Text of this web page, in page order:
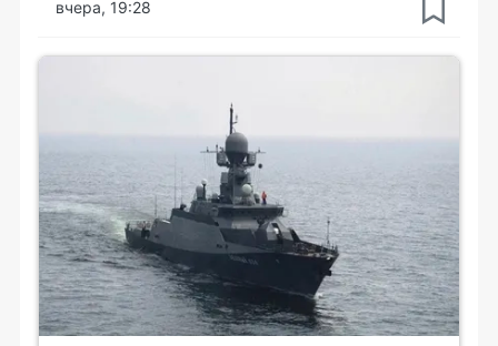
вчера, 19:28